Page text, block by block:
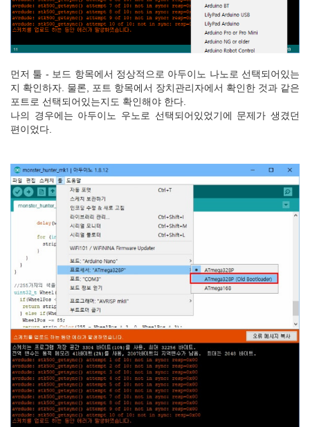
먼저 툴 - 보드 항목에서 정상적으로 아두이노 나노로 선택되어있는
지 확인하자. 물론, 포트 항목에서 장치관리자에서 확인한 것과 같은
포트로 선택되어있는지도 확인해야 한다.
나의 경우에는 아두이노 우노로 선택되어있었기에 문제가 생겼던
편이었다.